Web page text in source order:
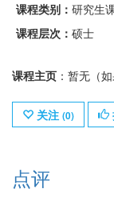
课程类别： 研究生
课程层次： 硕士
课程主页 ：暂无（
关注 (0)
点评